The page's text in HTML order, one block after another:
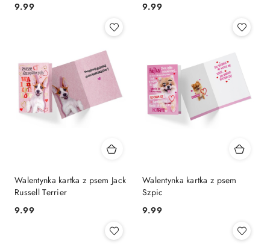
Cena:
9.99 Cena:
9.99
Walentynka kartka z psem Jack
Russell Terrier
Cena:
9.99
Walentynka kartka z psem
Szpic
Cena:
9.99